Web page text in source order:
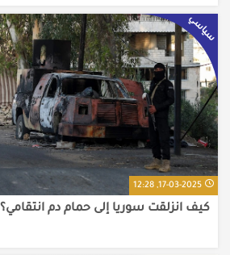
سياسي
17-03-2025, 12:28
كيف انزلقت سوريا إلى حمام دم انتقامي؟